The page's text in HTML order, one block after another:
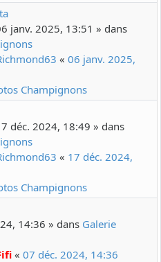
janv. 2025, 13:51 » dans
« 06 janv. 2025,
Champignons
déc. 2024, 18:49 » dans
« 17 déc. 2024,
Champignons
14:36 » dans Galerie
« 07 déc. 2024, 14:36